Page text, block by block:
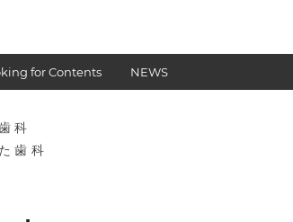
for Contents NEWS
科
歯科